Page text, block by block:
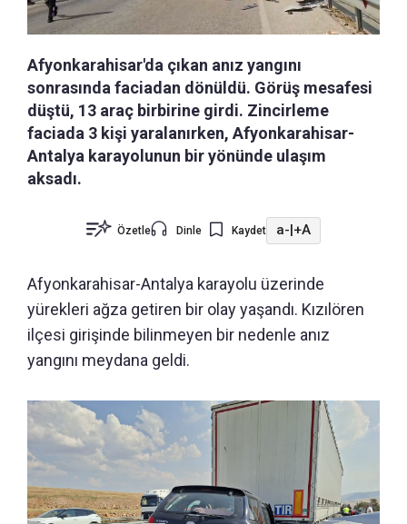
Afyonkarahisar'da çıkan anız yangını
sonrasında faciadan dönüldü. Görüş mesafesi
düştü, 13 araç birbirine girdi. Zincirleme
faciada 3 kişi yaralanırken, Afyonkarahisar-
Antalya karayolunun bir yönünde ulaşım
aksadı.
Özetle Dinle Kaydet a-|+A
Afyonkarahisar-Antalya karayolu üzerinde
yürekleri ağza getiren bir olay yaşandı. Kızılören
ilçesi girişinde bilinmeyen bir nedenle anız
yangını meydana geldi.